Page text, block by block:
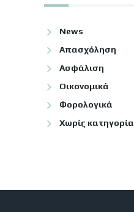
News
Απασχόληση
Ασφάλιση
Οικονομικά
Φορολογικά
Χωρίς κατηγορία